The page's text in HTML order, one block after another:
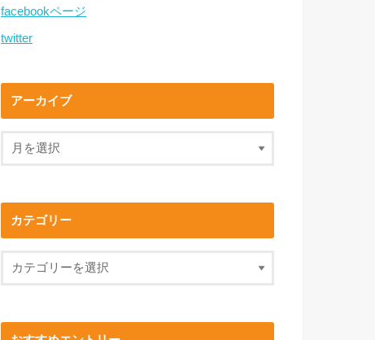
facebookページ
twitter
アーカイブ
カテゴリー